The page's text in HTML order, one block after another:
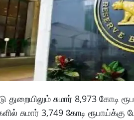
துறையிலும் சுமார் 8,973
சுமார் 3,749 கோடி